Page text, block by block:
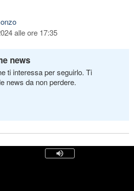
alle ore 17:35
news
ti interessa per seguirlo. Ti
news da non perdere.